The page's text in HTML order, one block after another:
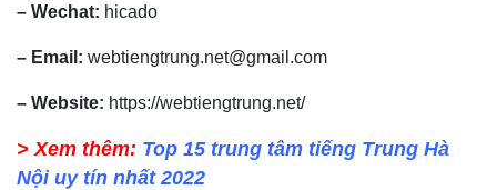
– Wechat: hicado
– Email: webtiengtrung.net@gmail.com
– Website: https://webtiengtrung.net/
> Xem thêm: Top 15 trung tâm tiếng Trung Hà
Nội uy tín nhất 2022